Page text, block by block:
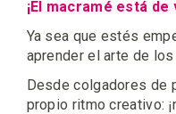
¡El macramé está
Ya sea que estés
aprender el arte de
Desde colgadores de
propio ritmo creativo: